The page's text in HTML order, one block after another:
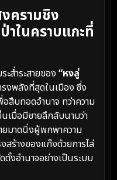
ครามชิง
ในคราบแกะที่
ะส่ำระสายของ “หงลู่
งพลังที่สุดในเมือง ซึ่ง
สืบทอดอำนาจ ทว่าความ
เมื่อมีชายลึกลับนามว่า
ยมาดนิ่งผู้พกพาความ
สร้างของแก๊งด้วยการไล่
ตั้งอำนาจอย่างเป็นระบบ